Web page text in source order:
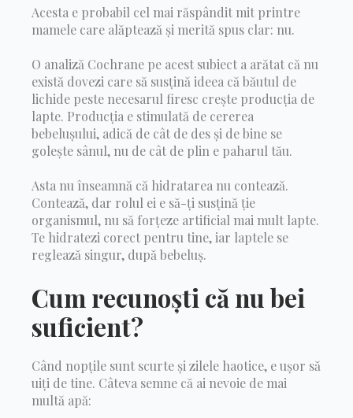
Acesta e probabil cel mai răspândit mit printre
mamele care alăptează și merită spus clar: nu.
O analiză Cochrane pe acest subiect a arătat că nu
există dovezi care să susțină ideea că băutul de
lichide peste necesarul firesc crește producția de
lapte. Producția e stimulată de cererea
bebelușului, adică de cât de des și de bine se
golește sânul, nu de cât de plin e paharul tău.
Asta nu înseamnă că hidratarea nu contează.
Contează, dar rolul ei e să-ți susțină ție
organismul, nu să forțeze artificial mai mult lapte.
Te hidratezi corect pentru tine, iar laptele se
reglează singur, după bebeluș.
Cum recunoști că nu bei
suficient?
Când nopțile sunt scurte și zilele haotice, e ușor să
uiți de tine. Câteva semne că ai nevoie de mai
multă apă: